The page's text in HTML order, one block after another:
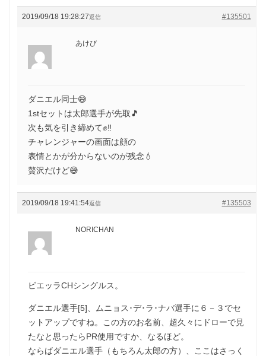
2019/09/18 19:28:27 #135501
返信
あけび
ダニエル同士😅
1stセットは太郎選手が先取🎵
次も気を引き締めて✊‼️
チャレンジャーの画面は顔の
表情とかが分からないのが残念💧
贅沢だけど😅
2019/09/18 19:41:54 #135503
返信
NORICHAN
ビエッラCHシングルス。
ダニエル選手[5]、ムニョス･デ･ラ･ナバ選手に６－３でセ
ットアップですね。この方のお名前、超久々にドローで見
たなと思ったらPR使用ですか、なるほど。
ならばダニエル選手（もちろん太郎の方）、ここはさっく